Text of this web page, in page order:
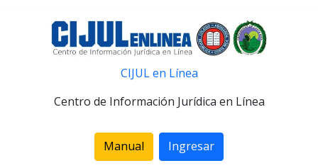
CIJUL en Línea
Centro de Información Jurídica en Línea
Manual Ingresar